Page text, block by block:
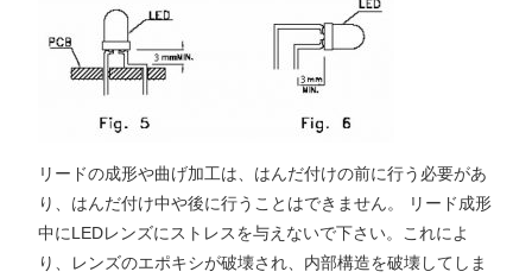
リードの成形や曲げ加工は、はんだ付けの前に行う必要があ
り、はんだ付け中や後に行うことはできません。 リード成形
中にLEDレンズにストレスを与えないで下さい。これによ
り、レンズのエポキシが破壊され、内部構造を破壊してしま